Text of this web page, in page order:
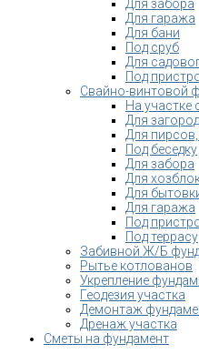
Для забора
Для гаража
Для бани
Под сруб
Для
Под
Свайно-винтовой
На участке
Для
Для
Под беседку
Для забора
Для
Для
Для гаража
Под
Под террасу
Забивной Ж/Б
Рытье котлованов
Укрепление
Геодезия участка
Демонтаж
Дренаж участка
Сметы на фундамент